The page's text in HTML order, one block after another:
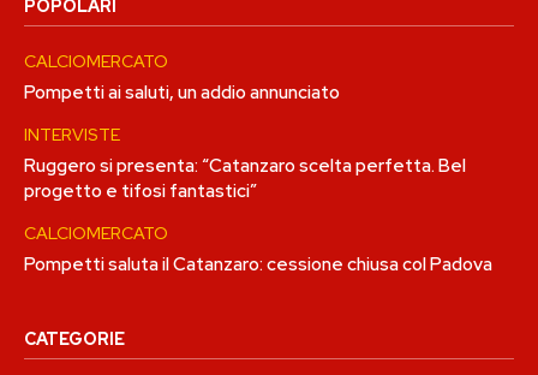
POPOLARI
CALCIOMERCATO
Pompetti ai saluti, un addio annunciato
INTERVISTE
Ruggero si presenta: “Catanzaro scelta perfetta. Bel
progetto e tifosi fantastici”
CALCIOMERCATO
Pompetti saluta il Catanzaro: cessione chiusa col Padova
CATEGORIE